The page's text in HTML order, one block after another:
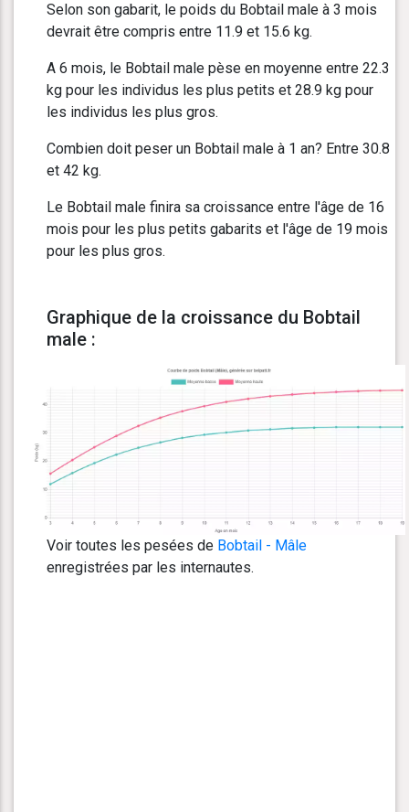
Selon son gabarit, le poids du Bobtail male à 3 mois
devrait être compris entre 11.9 et 15.6 kg.
A 6 mois, le Bobtail male pèse en moyenne entre 22.3
kg pour les individus les plus petits et 28.9 kg pour
les individus les plus gros.
Combien doit peser un Bobtail male à 1 an? Entre 30.8
et 42 kg.
Le Bobtail male finira sa croissance entre l'âge de 16
mois pour les plus petits gabarits et l'âge de 19 mois
pour les plus gros.
Graphique de la croissance du Bobtail
male :
Voir toutes les pesées de Bobtail - Mâle
enregistrées par les internautes.